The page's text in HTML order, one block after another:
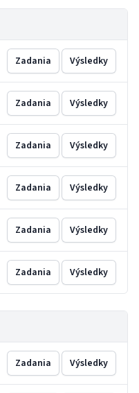
Zadania Výsledky
Zadania Výsledky
Zadania Výsledky
Zadania Výsledky
Zadania Výsledky
Zadania Výsledky
Zadania Výsledky